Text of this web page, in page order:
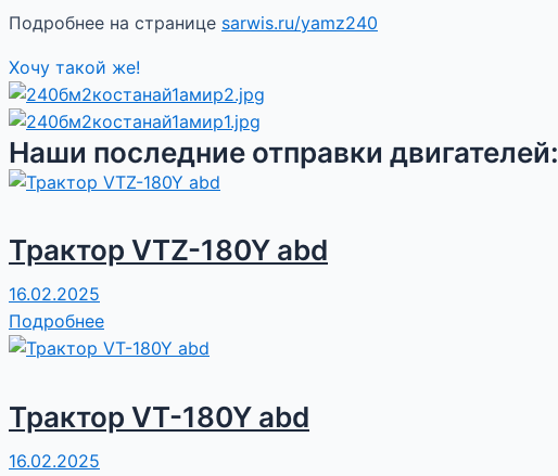
Подробнее на странице sarwis.ru/yamz240
Хочу такой же!
Наши последние отправки двигателей:
Трактор VTZ-180Y abd
16.02.2025
Подробнее
Трактор VT-180Y abd
16.02.2025